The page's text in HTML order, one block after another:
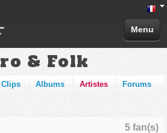
Menu
& Folk
Clips Albums Artistes Forums
5 fan(s)